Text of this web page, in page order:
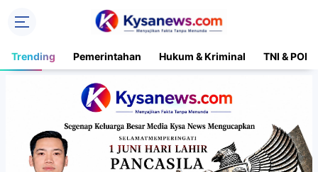
Trending Pemerintahan Hukum & Kriminal TNI &